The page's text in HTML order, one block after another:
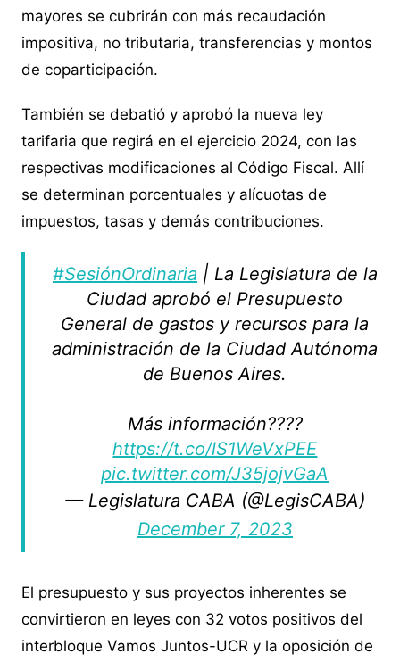
mayores se cubrirán con más recaudación
impositiva, no tributaria, transferencias y montos
de coparticipación.
También se debatió y aprobó la nueva ley
tarifaria que regirá en el ejercicio 2024, con las
respectivas modificaciones al Código Fiscal. Allí
se determinan porcentuales y alícuotas de
impuestos, tasas y demás contribuciones.
#SesiónOrdinaria | La Legislatura de la
Ciudad aprobó el Presupuesto
General de gastos y recursos para la
administración de la Ciudad Autónoma
de Buenos Aires.
Más información????
https://t.co/lS1WeVxPEE
pic.twitter.com/J35jojvGaA
— Legislatura CABA (@LegisCABA)
December 7, 2023
El presupuesto y sus proyectos inherentes se
convirtieron en leyes con 32 votos positivos del
interbloque Vamos Juntos-UCR y la oposición de